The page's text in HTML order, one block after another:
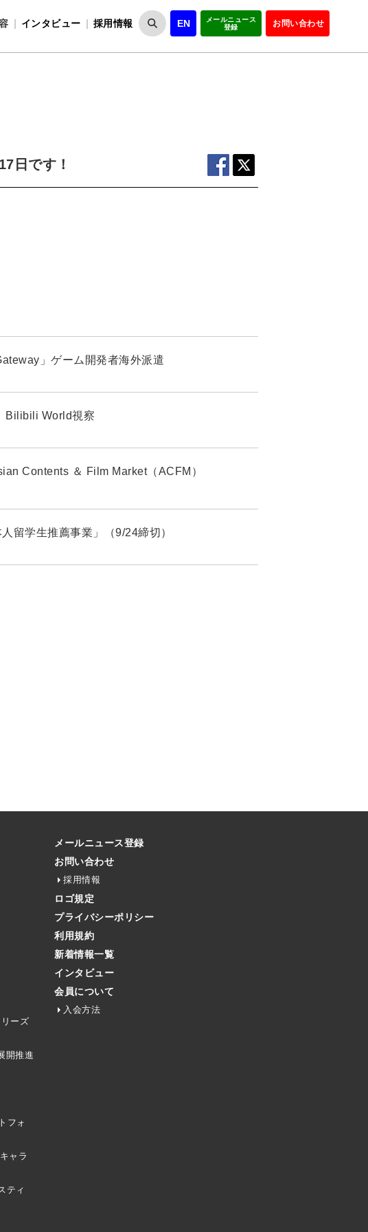
インタビュー 採用情報 EN
メールニュース
登録
お問い合わせ
日です！
」ゲーム開発者海外派遣
Bilibili World視察
Contents ＆ Film Market（ACFM）
留学生推薦事業」（9/24締切）
ーズ
開推進
フォ
ャラ
ティ
メールニュース登録
お問い合わせ
採用情報
ロゴ規定
プライバシーポリシー
利用規約
新着情報一覧
インタビュー
会員について
入会方法